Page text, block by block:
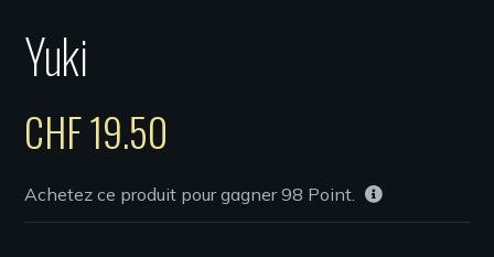
Yuki
CHF19.50
Achetez ce produit pour gagner98 Point.